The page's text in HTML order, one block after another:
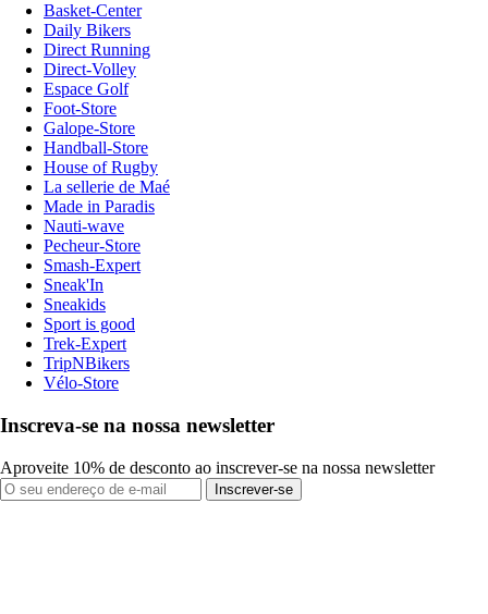
Basket-Center
Daily Bikers
Direct Running
Direct-Volley
Espace Golf
Foot-Store
Galope-Store
Handball-Store
House of Rugby
La sellerie de Maé
Made in Paradis
Nauti-wave
Pecheur-Store
Smash-Expert
Sneak'In
Sneakids
Sport is good
Trek-Expert
TripNBikers
Vélo-Store
Inscreva-se na nossa newsletter
Aproveite 10% de desconto ao inscrever-se na nossa newsletter
Inscrever-se